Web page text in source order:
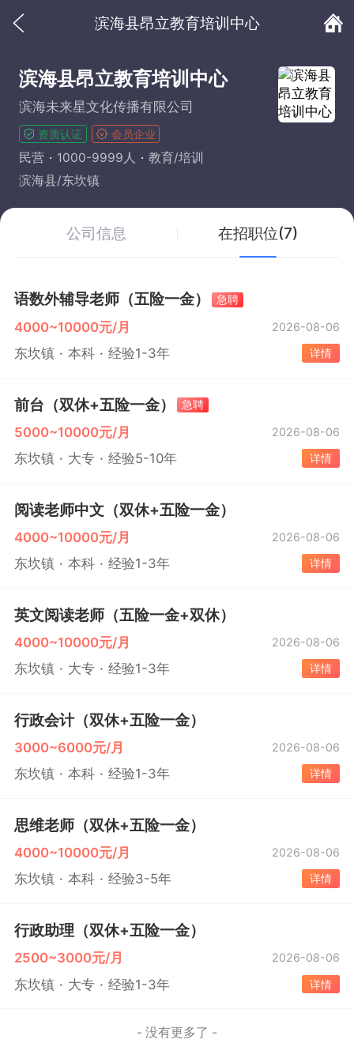
滨海县昂立教育培训中心
滨海县昂立教育培训中心
滨海未来星文化传播有限公司
资质认证 会员企业
民营 1000-9999人
教育/培训
滨海县/东坎镇
公司信息 在招职位(7)
语数外辅导老师（五险一金） 急聘
4000~10000元/月 2026-08-06
东坎镇 本科 经验1-3年 详情
前台（双休+五险一金） 急聘
5000~10000元/月 2026-08-06
东坎镇 大专 经验5-10年 详情
阅读老师中文（双休+五险一金）
4000~10000元/月 2026-08-06
东坎镇 本科 经验1-3年 详情
英文阅读老师（五险一金+双休）
4000~10000元/月 2026-08-06
东坎镇 大专 经验1-3年 详情
行政会计（双休+五险一金）
3000~6000元/月 2026-08-06
东坎镇 本科 经验1-3年 详情
思维老师（双休+五险一金）
4000~10000元/月 2026-08-06
东坎镇 本科 经验3-5年 详情
行政助理（双休+五险一金）
2500~3000元/月 2026-08-06
东坎镇 大专 经验1-3年 详情
- 没有更多了 -